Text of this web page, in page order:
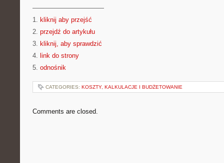
———————————
1. kliknij aby przejść
2. przejdź do artykułu
3. kliknij, aby sprawdzić
4. link do strony
5. odnośnik
CATEGORIES: KOSZTY, KALKULACJE I BUDŻETOWANIE
Comments are closed.